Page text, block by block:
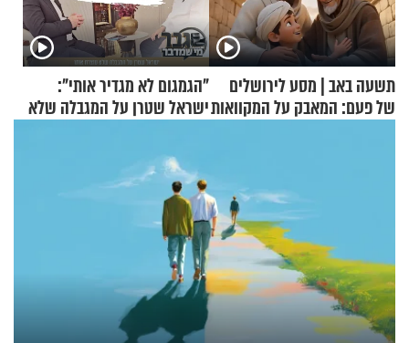
תשעה באב | מסע לירושלים
של פעם: המאבק על המקוואות
"הגמגום לא מגדיר אותי":
ישראל שטרן על המגבלה שלא